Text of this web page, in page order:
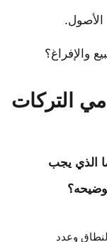
الأصول.
والإفراغ؟
التركات
الذي يجب
وعدد